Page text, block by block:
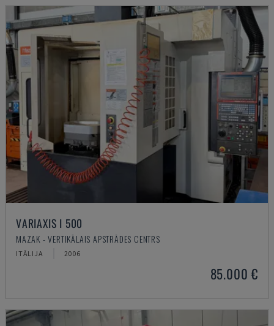
VARIAXIS I 500
MAZAK - VERTIKĀLAIS APSTRĀDES CENTRS
ITĀLIJA 2006
85.000 €